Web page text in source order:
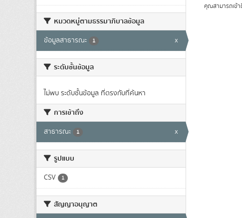
หมวดหมู่ตามธรรมาภิบาลข้อมูล
ข้อมูลสาธารณะ 1 x
ระดับชั้นข้อมูล
ไม่พบ ระดับชั้นข้อมูล ที่ตรงกับที่ค้นหา
การเข้าถึง
สาธารณะ 1 x
รูปแบบ
CSV 1
สัญญาอนุญาต
คุณสามารถเข้